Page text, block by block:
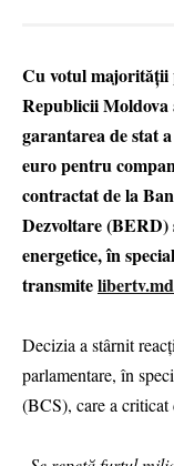
Cu votul majorității
Republicii
garantarea de stat
euro pentru
contractat de la
Dezvoltare (BERD)
energetice, în
transmite
Decizia a stârnit
parlamentare, în
(BCS), care a